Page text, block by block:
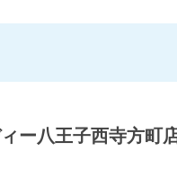
ー八王子西寺方町